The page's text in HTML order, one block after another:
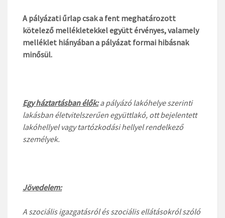
A pályázati űrlap csak a fent meghatározott
kötelező mellékletekkel együtt érvényes, valamely
melléklet hiányában a pályázat formai hibásnak
minősül.
Egy háztartásban élők: a pályázó lakóhelye szerinti
lakásban életvitelszerűen együttlakó, ott bejelentett
lakóhellyel vagy tartózkodási hellyel rendelkező
személyek.
Jövedelem:
A szociális igazgatásról és szociális ellátásokról szóló